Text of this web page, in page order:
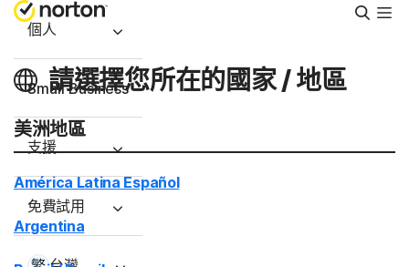
搜
尋
個人
Small Business
支援
免費試用
請選擇您所在的國家 / 地區
美洲地區
América Latina Español
Argentina